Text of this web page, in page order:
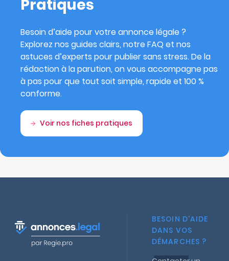
Pratiques
Besoin d’aide pour votre annonce légale ?
Explorez nos guides clairs, notre FAQ et nos
astuces d’experts pour publier sans stress. De la
rédaction à la parution, on vous accompagne pas
à pas pour que tout soit simple, rapide et 100 %
conforme.
Voir nos fiches pratiques
BESOIN D'AIDE
DANS VOS
DÉMARCHES ?